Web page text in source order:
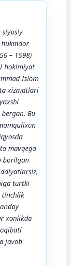
siyosiy
– 1598)
hokimiyat
Islom
xizmatlari
Bu
mavqega
borilgan
turtki
tinchlik
xonlikda
javob